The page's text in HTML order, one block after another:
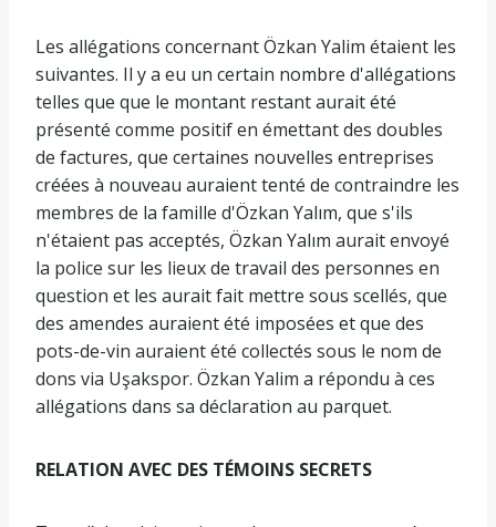
Les allégations concernant Özkan Yalim étaient les
suivantes. Il y a eu un certain nombre d'allégations
telles que que le montant restant aurait été
présenté comme positif en émettant des doubles
de factures, que certaines nouvelles entreprises
créées à nouveau auraient tenté de contraindre les
membres de la famille d'Özkan Yalım, que s'ils
n'étaient pas acceptés, Özkan Yalım aurait envoyé
la police sur les lieux de travail des personnes en
question et les aurait fait mettre sous scellés, que
des amendes auraient été imposées et que des
pots-de-vin auraient été collectés sous le nom de
dons via Uşakspor. Özkan Yalim a répondu à ces
allégations dans sa déclaration au parquet.
RELATION AVEC DES TÉMOINS SECRETS